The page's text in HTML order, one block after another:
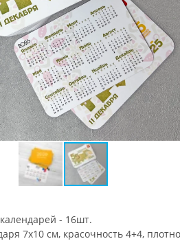
- 16шт.
7х10 см, красочность 4+4,